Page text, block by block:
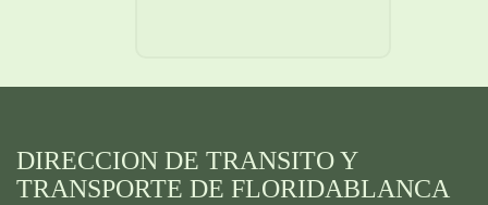
DIRECCION DE TRANSITO Y
TRANSPORTE DE FLORIDABLANCA